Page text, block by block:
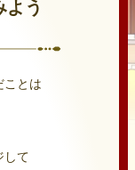
よう
ことは
して